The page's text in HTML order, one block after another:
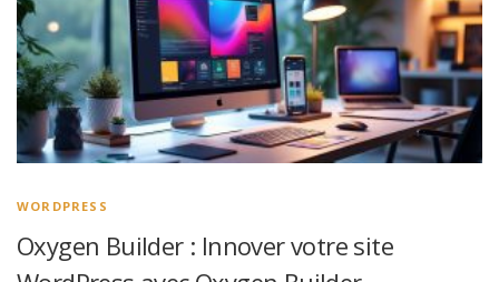
WORDPRESS
Oxygen Builder : Innover votre site